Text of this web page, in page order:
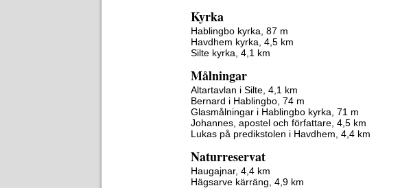
Kyrka
Hablingbo kyrka, 87 m
Havdhem kyrka, 4,5 km
Silte kyrka, 4,1 km
Målningar
Altartavlan i Silte, 4,1 km
Bernard i Hablingbo, 74 m
Glasmålningar i Hablingbo kyrka, 71 m
Johannes, apostel och författare, 4,5 km
Lukas på predikstolen i Havdhem, 4,4 km
Naturreservat
Haugajnar, 4,4 km
Hägsarve kärräng, 4,9 km